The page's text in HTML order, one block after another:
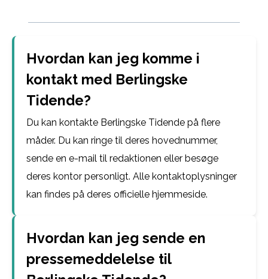
Hvordan kan jeg komme i
kontakt med Berlingske
Tidende?
Du kan kontakte Berlingske Tidende på flere
måder. Du kan ringe til deres hovednummer,
sende en e-mail til redaktionen eller besøge
deres kontor personligt. Alle kontaktoplysninger
kan findes på deres officielle hjemmeside.
Hvordan kan jeg sende en
pressemeddelelse til